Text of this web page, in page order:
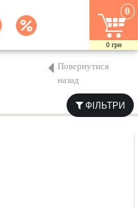
0
0 грн
Повернутися
назад
ФІЛЬТРИ